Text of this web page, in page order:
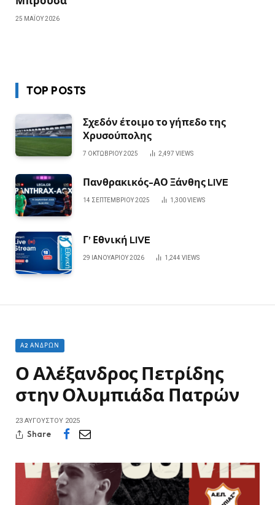
25 ΜΑΪ́ΟΥ 2026
TOP POSTS
Σχεδόν έτοιμο το γήπεδο της
Χρυσούπολης
7 ΟΚΤΩΒΡΊΟΥ 2025 2,497 VIEWS
Πανθρακικός-ΑΟ Ξάνθης LIVE
14 ΣΕΠΤΕΜΒΡΊΟΥ 2025 1,300VIEWS
Γ’ Εθνική LIVE
29 ΙΑΝΟΥΑΡΊΟΥ 2026 1,244 VIEWS
Α2 ΑΝΔΡΏΝ
Ο Αλέξανδρος Πετρίδης
στην Ολυμπιάδα Πατρών
23 ΑΥΓΟΎΣΤΟΥ 2025
Share